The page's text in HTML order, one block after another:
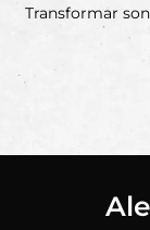
Transformar